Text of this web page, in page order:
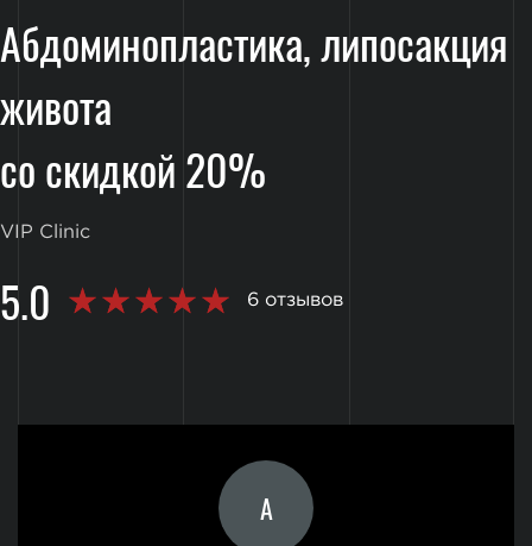
Абдоминопластика, липосакция
живота
со скидкой 20%
VIP Clinic
5.0 6 отзывов
А